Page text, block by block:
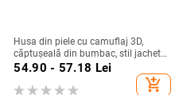
Husa din piele cu camuflaj 3D,
căptușeală din bumbac, stil jachetă
de iarnă, compatibilă cu iPhone
54.90 - 57.18 Lei
add_shopping_cart